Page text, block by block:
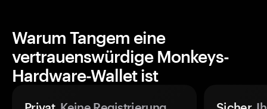
Warum Tangem eine
vertrauenswürdige Monkeys-
Hardware-Wallet ist